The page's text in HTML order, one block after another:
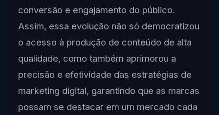
conversão e engajamento do público.
Assim, essa evolução não só democratizou
o acesso à produção de conteúdo de alta
qualidade, como também aprimorou a
precisão e efetividade das estratégias de
marketing digital, garantindo que as marcas
possam se destacar em um mercado cada